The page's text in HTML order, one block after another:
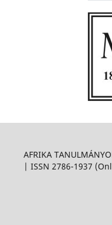
AFRIKA
| ISSN 2786-1937